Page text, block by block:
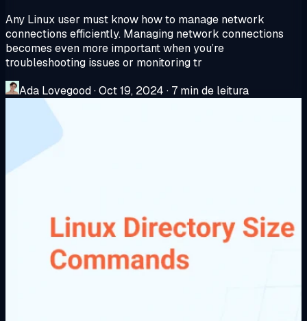
Any Linux user must know how to manage network
connections efficiently. Managing network connections
becomes even more important when you’re
troubleshooting issues or monitoring tr
Ada Lovegood·Oct 19, 2024 · 7 min de leitura